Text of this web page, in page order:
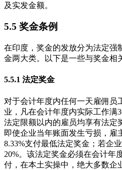
及实发金额。
5.5 奖金条例
在印度，奖金的发放分为法定强
金两大类。以下是一些与奖金相
5.5.1 法定奖金
对于会计年度内任何一天雇佣员
业，凡在会计年度内实际工作满
法定限额以内的雇员均享有法定
即使企业当年账面发生亏损，雇
8.33%支付最低法定奖金；若企
20%。该法定奖金必须在会计年
付，在本土实操中，绝大多数企